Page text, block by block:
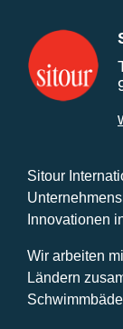
Sitour
Innovationen
Wir arbeiten
Ländern